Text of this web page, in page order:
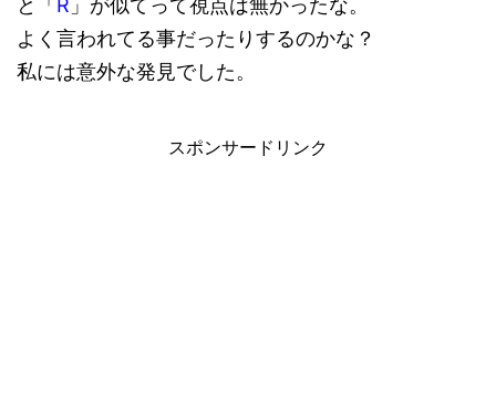
と「 R 」が似てって視点は無かったな。
よく言われてる事だったりするのかな？
私には意外な発見でした。
スポンサードリンク